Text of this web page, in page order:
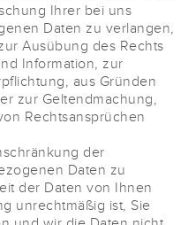
Ihrer bei uns
Daten zu verlangen,
Ausübung des Rechts
Information, zur
aus Gründen
zur Geltendmachung,
Rechtsansprüchen
der
Daten zu
der Daten von Ihnen
unrechtmäßig ist, Sie